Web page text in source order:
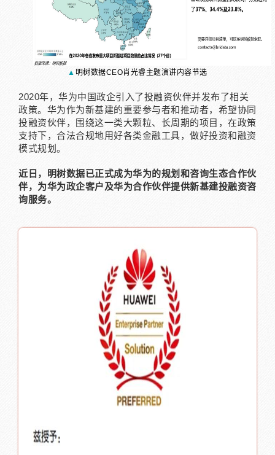
▲ 明树数据CEO肖光睿主题演讲内容节选
2020年，华为中国政企引入了投融资伙伴并发布了相关
政策。华为作为新基建的重要参与者和推动者，希望协同
投融资伙伴，围绕这一类大颗粒、长周期的项目，在政策
支持下，合法合规地用好各类金融工具，做好投资和融资
模式规划。
近日，明树数据已正式成为华为的规划和咨询生态合作伙
伴，为华为政企客户及华为合作伙伴提供新基建投融资咨
询服务。